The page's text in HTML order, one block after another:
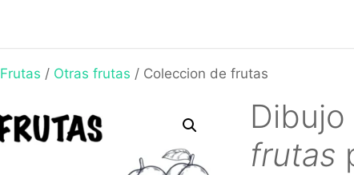
Frutas / Otras frutas / Coleccion de frutas
Dibujo
frutas